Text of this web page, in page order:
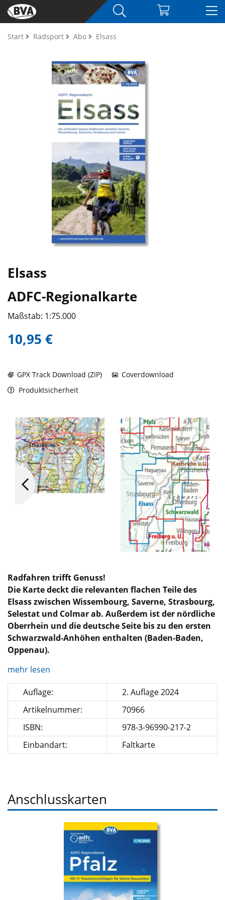
Start Radsport Abo Elsass
Elsass
ADFC-Regionalkarte
Maßstab: 1:75.000
10,95 €
GPX Track Download (ZIP)
Coverdownload
Produktsicherheit
Radfahren trifft Genuss!
Die Karte deckt die relevanten flachen Teile des
Elsass zwischen Wissembourg, Saverne, Strasbourg,
Selestat und Colmar ab. Außerdem ist der nördliche
Oberrhein und die deutsche Seite bis zu den ersten
Schwarzwald-Anhöhen enthalten (Baden-Baden,
Oppenau).
mehr lesen
Auflage:
2. Auflage 2024
Artikelnummer:
70966
ISBN:
978-3-96990-217-2
Einbandart:
Faltkarte
Anschlusskarten